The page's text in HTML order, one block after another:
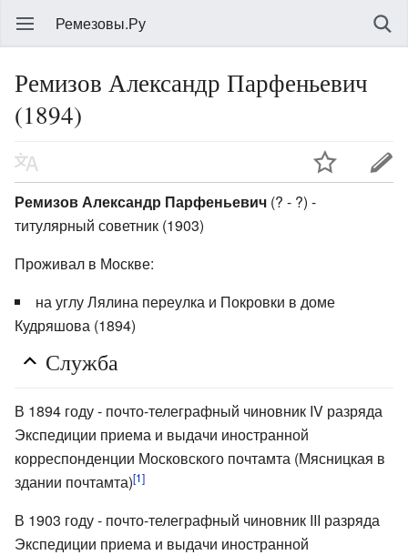
Ремезовы.Ру
Ремизов Александр Парфеньевич
(1894)
Ремизов Александр Парфеньевич (? - ?) -
титулярный советник (1903)
Проживал в Москве:
на углу Лялина переулка и Покровки в доме
Кудряшова (1894)
Служба
В 1894 году - почто-телеграфный чиновник IV разряда
Экспедиции приема и выдачи иностранной
корреспонденции Московского почтамта (Мясницкая в
здании почтамта)[1]
В 1903 году - почто-телеграфный чиновник III разряда
Экспедиции приема и выдачи иностранной